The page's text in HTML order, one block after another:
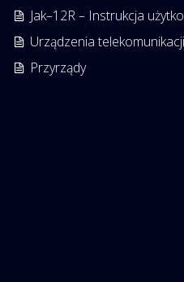
Jak–12R – Instrukcja
Urządzenia
Przyrządy